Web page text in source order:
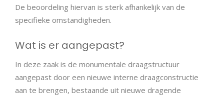
De beoordeling hiervan is sterk afhankelijk van de
specifieke omstandigheden.
Wat is er aangepast?
In deze zaak is de monumentale draagstructuur
aangepast door een nieuwe interne draagconstructie
aan te brengen, bestaande uit nieuwe dragende